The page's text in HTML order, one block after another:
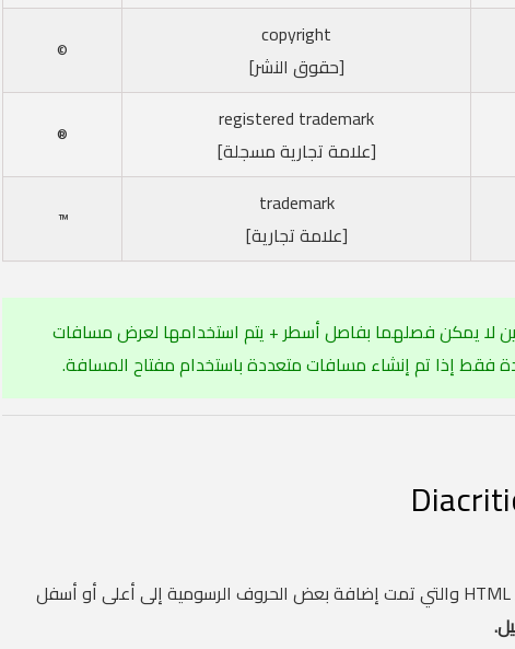
copyright
[حقوق النشر]
©
registered trademark
[علامة تجارية مسجلة]
®
trademark
[علامة تجارية]
™
لا يمكن فصلهما بفاصل أسطر + يتم استخدامها لعرض مسافات
إذا تم إنشاء مسافات متعددة باستخدام مفتاح المسافة.
هناك بعض الأنواع الخاصة من الحروف المستخدمة في HTML والتي تمت إضافة بعض الحروف الرسومية إلى أعلى أو أسفل